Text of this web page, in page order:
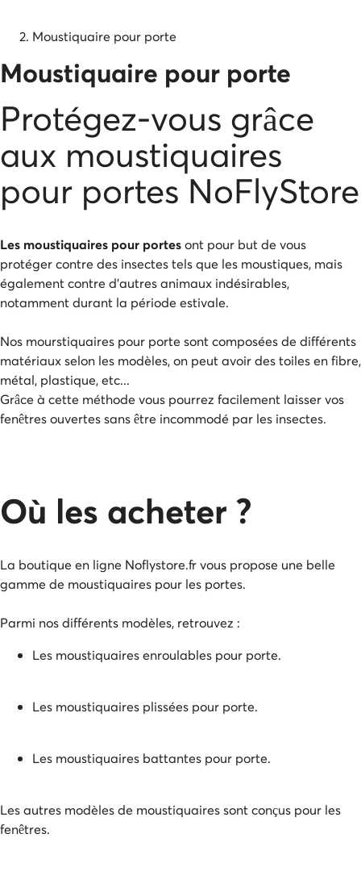
Moustiquaire pour porte
Moustiquaire pour porte
Protégez-vous grâce
aux moustiquaires
pour portes NoFlyStore
Les moustiquaires pour portesont pour but de vous
protéger contre des insectes tels que les moustiques, mais
également contre d'autres animaux indésirables,
notamment durant la période estivale.
Nos mourstiquaires pour porte sont composées de différents
matériaux selon les modèles, on peut avoir des toiles en fibre,
métal, plastique, etc...
Grâce à cette méthode vous pourrez facilement laisser vos
fenêtres ouvertes sans être incommodé par les insectes.
Où les acheter ?
La boutique en ligne Noflystore.fr vous propose une belle
gamme de moustiquaires pour les portes.
Parmi nos différents modèles, retrouvez :
Les moustiquaires enroulables pour porte.
Les moustiquaires plissées pour porte.
Les moustiquaires battantes pour porte.
Les autres modèles de moustiquaires sont conçus pour les
fenêtres.